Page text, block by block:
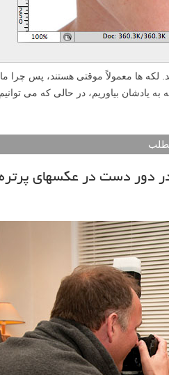
ها معمولاً موقتی هستند، پس چرا ما
بیاوریم، در حالی که می
دور دست در عکسهای